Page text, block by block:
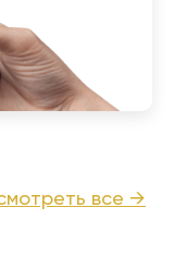
все →